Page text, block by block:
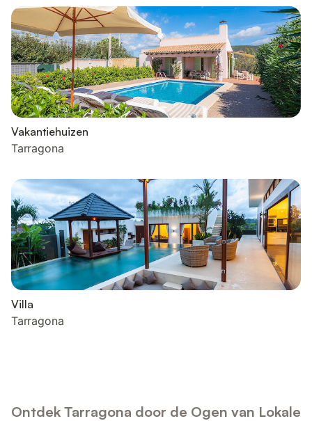
Vakantiehuizen
Tarragona
Villa
Tarragona
Ontdek Tarragona door de Ogen van Lokale